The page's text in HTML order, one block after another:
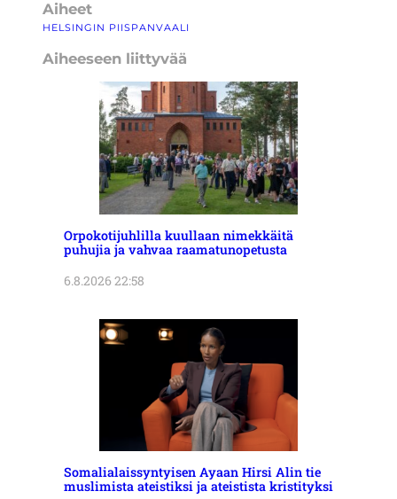
Aiheet
HELSINGIN PIISPANVAALI
Aiheeseen liittyvää
Orpokotijuhlilla kuullaan nimekkäitä
puhujia ja vahvaa raamatunopetusta
6.8.2026 22:58
Somalialaissyntyisen Ayaan Hirsi Alin tie
muslimista ateistiksi ja ateistista kristityksi